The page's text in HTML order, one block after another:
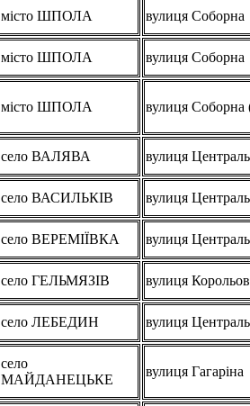
місто ШПОЛА вулиця Соборна
місто ШПОЛА вулиця Соборна
місто ШПОЛА вулиця Соборна
село ВАЛЯВА вулиця
село ВАСИЛЬКІВ вулиця
село ВЕРЕМІЇВКА вулиця
село ГЕЛЬМЯЗІВ вулиця
село ЛЕБЕДИН вулиця
село
МАЙДАНЕЦЬКЕ
вулиця Гагаріна